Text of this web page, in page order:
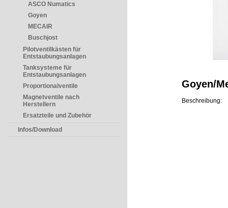
ASCO Numatics
Goyen
MECAIR
Buschjost
Pilotventilkästen für
Entstaubungsanlagen
Tanksysteme für
Entstaubungsanlagen
Proportionalventile
Magnetventile nach
Herstellern
Ersatzteile und Zubehör
Infos/Download
Goyen/
Beschreibung: